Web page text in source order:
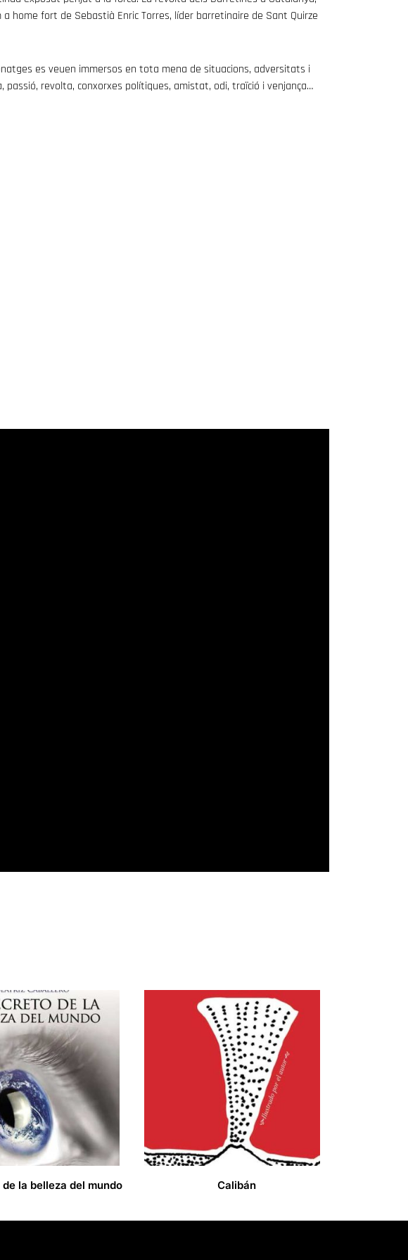
home fort de Sebastià Enric Torres, líder barretinaire de Sant Quirze
es veuen immersos en tota mena de situacions, adversitats i
passió, revolta, conxorxes polítiques, amistat, odi, traïció i venjança…
la belleza del mundo Calibán